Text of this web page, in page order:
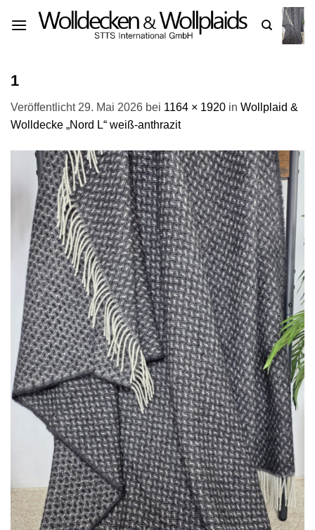
Inhalt
1
Veröffentlicht 29. Mai 2026 bei 1164 × 1920 in Wollplaid &
Wolldecke „Nord L“ weiß-anthrazit